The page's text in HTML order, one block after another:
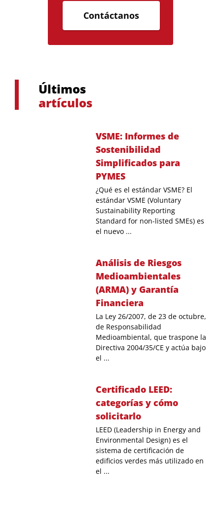
Contáctanos
Últimos
artículos
VSME: Informes de
Sostenibilidad
Simplificados para
PYMES
¿Qué es el estándar VSME? El
estándar VSME (Voluntary
Sustainability Reporting
Standard for non-listed SMEs) es
el nuevo ...
Análisis de Riesgos
Medioambientales
(ARMA) y Garantía
Financiera
La Ley 26/2007, de 23 de octubre,
de Responsabilidad
Medioambiental, que traspone la
Directiva 2004/35/CE y actúa bajo
el ...
Certificado LEED:
categorías y cómo
solicitarlo
LEED (Leadership in Energy and
Environmental Design) es el
sistema de certificación de
edificios verdes más utilizado en
el ...